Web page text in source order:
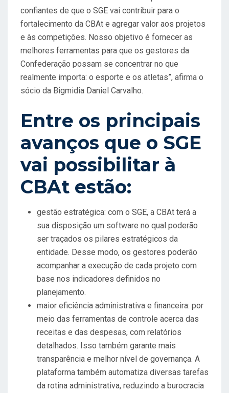
confiantes de que o SGE vai contribuir para o
fortalecimento da CBAt e agregar valor aos projetos
e às competições. Nosso objetivo é fornecer as
melhores ferramentas para que os gestores da
Confederação possam se concentrar no que
realmente importa: o esporte e os atletas”, afirma o
sócio da Bigmidia Daniel Carvalho.
Entre os principais
avanços que o SGE
vai possibilitar à
CBAt estão:
gestão estratégica: com o SGE, a CBAt terá a
sua disposição um software no qual poderão
ser traçados os pilares estratégicos da
entidade. Desse modo, os gestores poderão
acompanhar a execução de cada projeto com
base nos indicadores definidos no
planejamento.
maior eficiência administrativa e financeira: por
meio das ferramentas de controle acerca das
receitas e das despesas, com relatórios
detalhados. Isso também garante mais
transparência e melhor nível de governança. A
plataforma também automatiza diversas tarefas
da rotina administrativa, reduzindo a burocracia